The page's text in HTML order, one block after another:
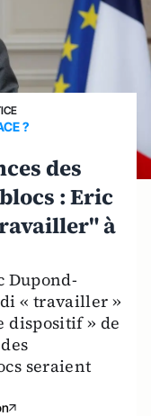
?
des
: Eric
à
Dupond-
« travailler »
dispositif » de
seraient